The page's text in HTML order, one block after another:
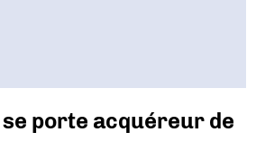
porte acquéreur de